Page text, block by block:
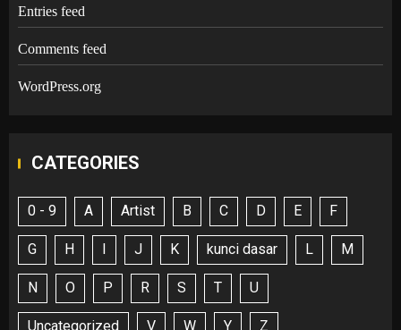
Entries feed
Comments feed
WordPress.org
CATEGORIES
0 - 9 A Artist B C D E F
G H I J K kunci dasar L M
N O P R S T U
Uncategorized V W Y Z